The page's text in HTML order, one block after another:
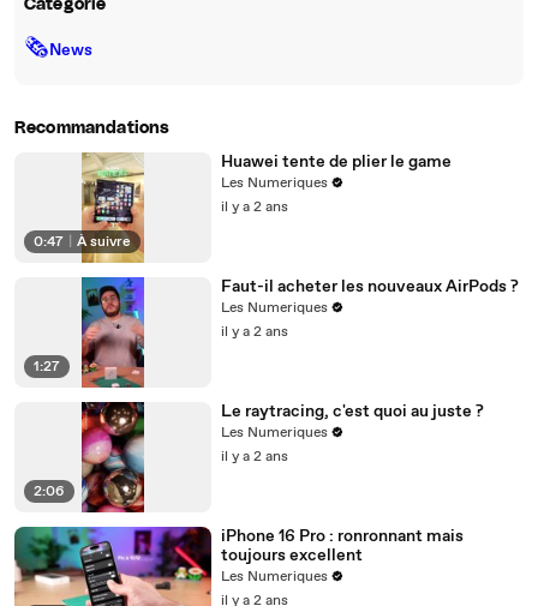
Catégorie
🗞News
Recommandations
0:47 À suivre
Huawei tente de plier le game
Les Numeriques
il y a 2 ans
1:27
Faut-il acheter les nouveaux AirPods ?
Les Numeriques
il y a 2 ans
2:06
Le raytracing, c'est quoi au juste ?
Les Numeriques
il y a 2 ans
iPhone 16 Pro : ronronnant mais
toujours excellent
Les Numeriques
il y a 2 ans